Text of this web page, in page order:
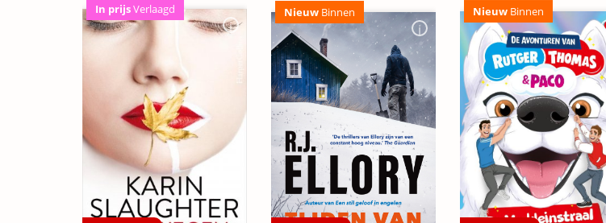
In prijsVerlaagd Nieuw Binnen Nieuw Binnen